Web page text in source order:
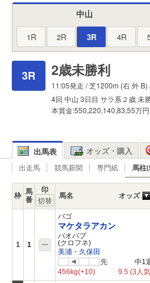
中山
1R 2R 3R 4R
3R 2歳未勝利
11:05発走 /芝1200m (右 外 B)
4回 中山 3日目 サラ系２歳未
本賞金:550,220,140,83,55万円
出馬表 オッズ・購入
出走馬 競馬新聞 専門紙 馬柱
枠 馬
番
印
馬名 オッズ
1 1 --
バゴ
マケタラアカン
バオバブ
(クロフネ)
美浦・久保田
先
中1
456kg(+10) 9.5 (3人